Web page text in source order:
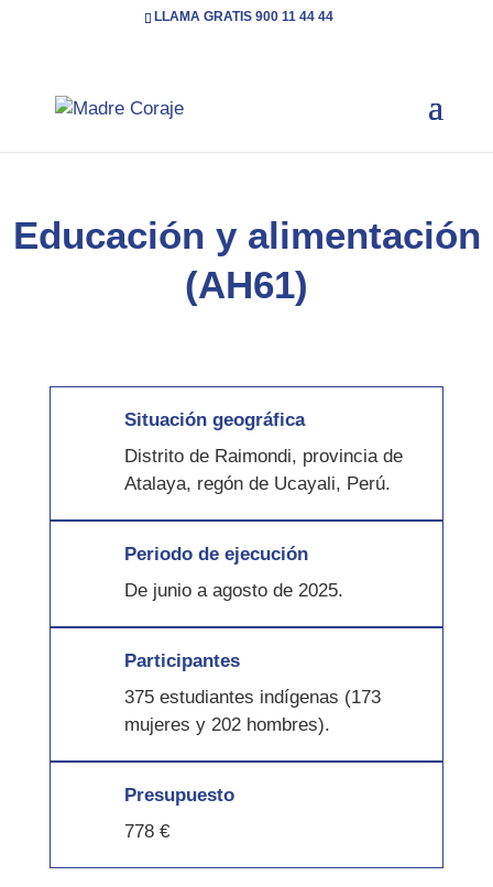
LLAMA GRATIS 900 11 44 44
Inicio 5Acción Humanitaria
Educación y alimentación
(AH61)
Situación geográfica
Distrito de Raimondi, provincia de
Atalaya, regón de Ucayali, Perú.
Periodo de ejecución
De junio a agosto de 2025.
Participantes
375 estudiantes indígenas (173
mujeres y 202 hombres).
Presupuesto
778 €